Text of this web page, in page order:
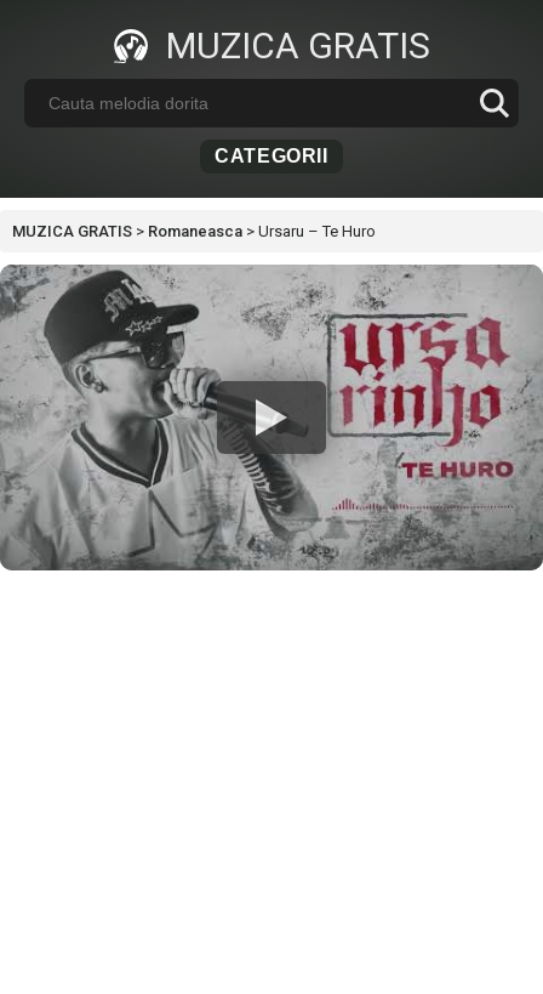
MUZICA GRATIS
CATEGORII
MUZICA GRATIS > Romaneasca > Ursaru – Te Huro